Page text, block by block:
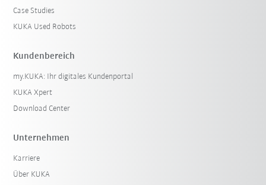
Case Studies
KUKA Used Robots
Kundenbereich
my.KUKA: Ihr digitales Kundenportal
KUKA Xpert
Download Center
Unternehmen
Karriere
Über KUKA